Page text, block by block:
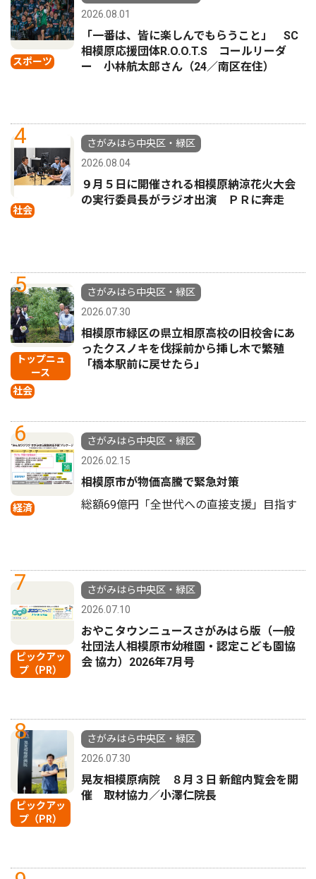
スポーツ
2026.08.01
「一番は、皆に楽しんでもらうこと」 SC
相模原応援団体R.O.O.T.S コールリーダ
ー 小林航太郎さん（24／南区在住）
4
社会
さがみはら中央区・緑区
2026.08.04
９月５日に開催される相模原納涼花火大会
の実行委員長がラジオ出演 ＰＲに奔走
5
トップニュ
ース
社会
さがみはら中央区・緑区
2026.07.30
相模原市緑区の県立相原高校の旧校舎にあ
ったクスノキを伐採前から挿し木で繁殖
「橋本駅前に戻せたら」
6
経済
さがみはら中央区・緑区
2026.02.15
相模原市が物価高騰で緊急対策
総額69億円「全世代への直接支援」目指す
7
ピックアッ
プ（PR）
さがみはら中央区・緑区
2026.07.10
おやこタウンニュースさがみはら版（一般
社団法人相模原市幼稚園・認定こども園協
会 協力）2026年7月号
8
ピックアッ
プ（PR）
さがみはら中央区・緑区
2026.07.30
晃友相模原病院 ８月３日 新館内覧会を開
催 取材協力／小澤仁院長